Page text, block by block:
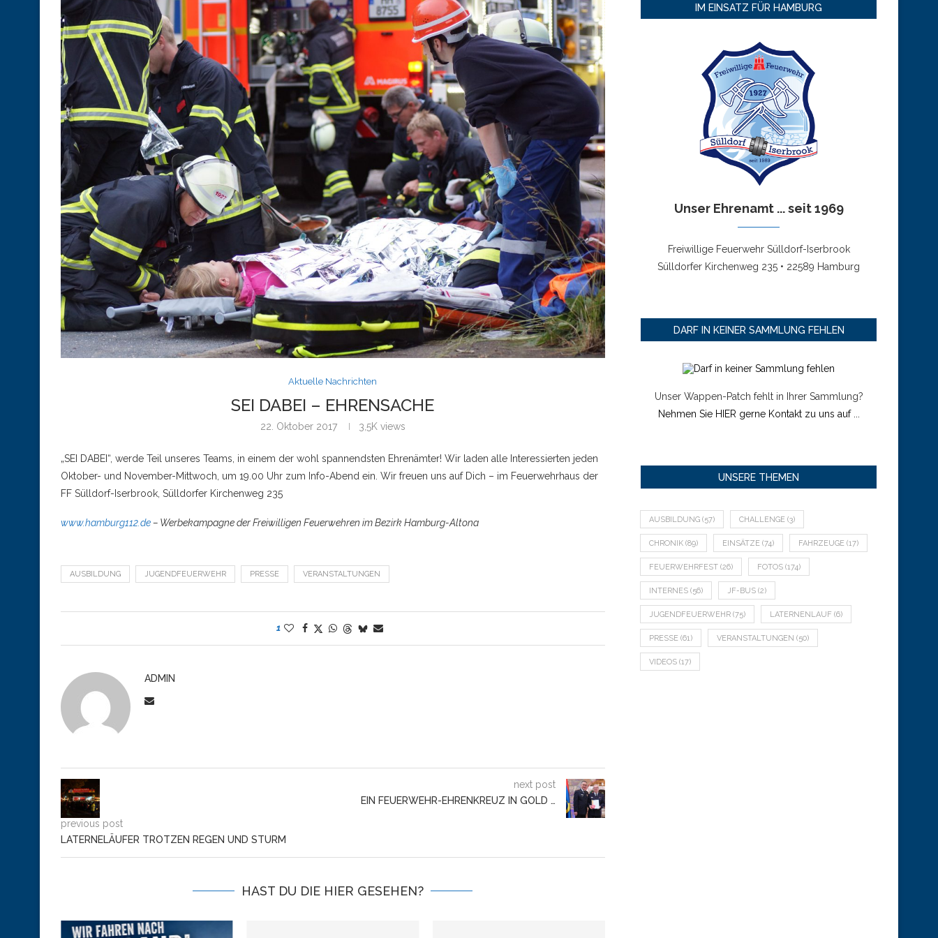
Aktuelle Nachrichten
SEI DABEI – EHRENSACHE
22. Oktober 2017 3,5K views
„SEI DABEI“, werde Teil unseres Teams, in einem der wohl spannendsten Ehrenämter! Wir laden alle Interessierten jeden
Oktober- und November-Mittwoch, um 19.00 Uhr zum Info-Abend ein. Wir freuen uns auf Dich – im Feuerwehrhaus der
FF Sülldorf-Iserbrook, Sülldorfer Kirchenweg 235
www.hamburg112.de– Werbekampagne der Freiwilligen Feuerwehren im Bezirk Hamburg-Altona
AUSBILDUNG JUGENDFEUERWEHR PRESSE VERANSTALTUNGEN
1
ADMIN
previous post
LATERNELÄUFER TROTZEN REGEN UND STURM
next post
EIN FEUERWEHR-EHRENKREUZ IN GOLD …
HAST DU DIE HIER GESEHEN?
IM EINSATZ FÜR HAMBURG
Unser Ehrenamt ... seit 1969
Freiwillige Feuerwehr Sülldorf-Iserbrook
Sülldorfer Kirchenweg 235 • 22589 Hamburg
DARF IN KEINER SAMMLUNG FEHLEN
Unser Wappen-Patch fehlt in Ihrer Sammlung?
Nehmen Sie HIER gerne Kontakt zu uns auf ...
UNSERE THEMEN
AUSBILDUNG (57) CHALLENGE (3)
CHRONIK (89) EINSÄTZE (74) FAHRZEUGE (17)
FEUERWEHRFEST (26) FOTOS (174)
INTERNES (56) JF-BUS (2)
JUGENDFEUERWEHR (75) LATERNENLAUF (6)
PRESSE (61) VERANSTALTUNGEN (50)
VIDEOS (17)